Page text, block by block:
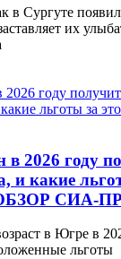
в Сургуте
их
2026 году
и какие
ОБЗОР СИА-
в Югре в
льготы